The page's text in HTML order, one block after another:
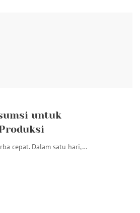
untuk
cepat. Dalam satu hari,…